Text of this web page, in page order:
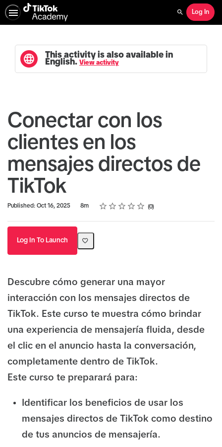
Search
Log In
This activity is also available in
English. View activity
Conectar con los
clientes en los
mensajes directos de
TikTok
Published: Oct 16, 2025
Duration 8m Rating
1 star
2 stars
3 stars
4 stars
5 stars
Average rating: 0 0
No reviews
Log In To Launch
Descubre cómo generar una mayor
interacción con los mensajes directos de
TikTok. Este curso te muestra cómo brindar
una experiencia de mensajería fluida, desde
el clic en el anuncio hasta la conversación,
completamente dentro de TikTok.
Este curso te preparará para:
Identificar los beneficios de usar los
mensajes directos de TikTok como destino
de tus anuncios de mensajería.